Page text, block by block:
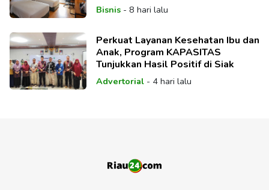
Bisnis- 8 hari lalu
Perkuat Layanan Kesehatan Ibu dan
Anak, Program KAPASITAS
Tunjukkan Hasil Positif di Siak
Advertorial- 4 hari lalu